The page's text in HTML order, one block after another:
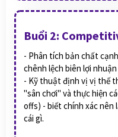
- Phân tích bản chất
chênh lệch biên lợi
- Kỹ thuật định vị vị thế
"sân chơi" và thực hiện
offs) - biết chính xác nên
cái gì.
Buổi 2: